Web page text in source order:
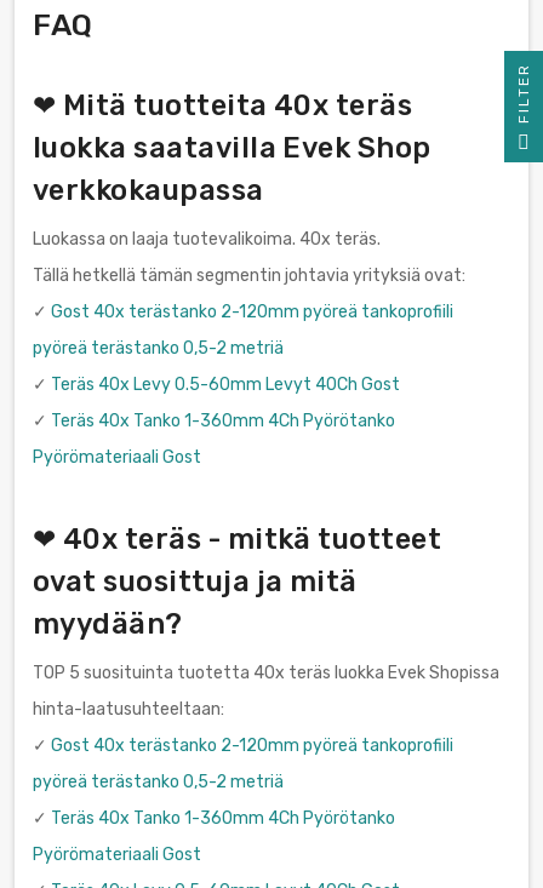
FAQ
❤ Mitä tuotteita 40x teräs
luokka saatavilla Evek Shop
verkkokaupassa
Luokassa on laaja tuotevalikoima. 40x teräs.
Tällä hetkellä tämän segmentin johtavia yrityksiä ovat:
✓ Gost 40x terästanko 2-120mm pyöreä tankoprofiili
pyöreä terästanko 0,5-2 metriä
✓ Teräs 40x Levy 0.5-60mm Levyt 40Ch Gost
✓ Teräs 40x Tanko 1-360mm 4Ch Pyörötanko
Pyörömateriaali Gost
❤ 40x teräs - mitkä tuotteet
ovat suosittuja ja mitä
myydään?
TOP 5 suosituinta tuotetta 40x teräs luokka Evek Shopissa
hinta-laatusuhteeltaan:
✓ Gost 40x terästanko 2-120mm pyöreä tankoprofiili
pyöreä terästanko 0,5-2 metriä
✓ Teräs 40x Tanko 1-360mm 4Ch Pyörötanko
Pyörömateriaali Gost
R